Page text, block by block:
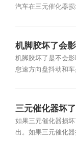
汽车在三元催化器
机脚胶坏了会
机脚胶坏了是不会
怠速方向盘抖动和
三元催化器坏
如果三元催化器损
出。如果三元催化